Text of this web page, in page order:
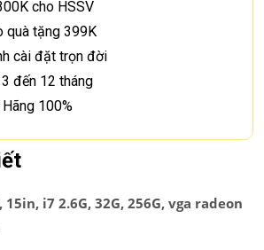
cho HSSV
quà tặng 399K
cài đặt trọn đời
đến 12 tháng
100%
i7 2.6G, 32G, 256G, vga radeon